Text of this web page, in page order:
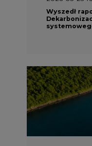
Wyszedł